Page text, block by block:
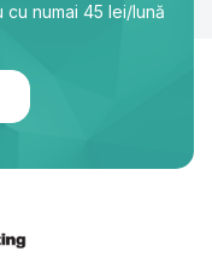
numai 45 lei/lună